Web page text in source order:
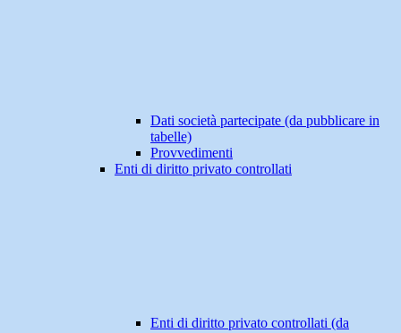
Dati società partecipate (da pubblicare in
tabelle)
Provvedimenti
Enti di diritto privato controllati
Enti di diritto privato controllati (da